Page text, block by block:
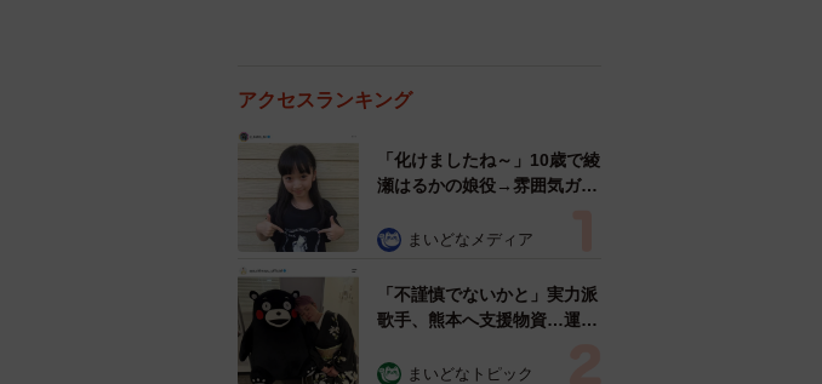
アクセスランキング
「化けましたね～」10歳で綾
瀬はるかの娘役→雰囲気ガラ
雰囲気が」「宝塚に入れそ
まいどなメディア
「不謹慎でないかと」実力派
歌手、熊本へ支援物資…運搬
めらい 「痛いほど伝わる」
まいどなトピック